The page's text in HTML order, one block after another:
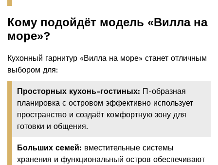
Кому подойдёт модель «Вилла на
море»?
Кухонный гарнитур «Вилла на море» станет отличным
выбором для:
Просторных кухонь-гостиных: П-образная
планировка с островом эффективно использует
пространство и создаёт комфортную зону для
готовки и общения.
Больших семей: вместительные системы
хранения и функциональный остров обеспечивают